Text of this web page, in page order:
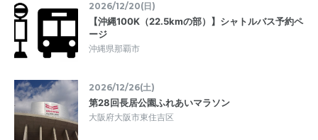
2026/12/20(日)
【沖縄100K（22.5kmの部）】シャトルバス予約ペ
ージ
沖縄県那覇市
2026/12/26(土)
第28回長居公園ふれあいマラソン
大阪府大阪市東住吉区